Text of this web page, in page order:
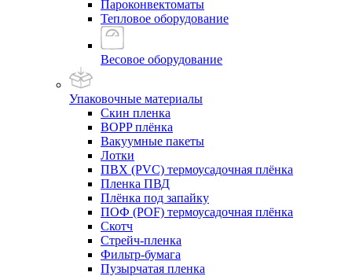
Пароконвектоматы
Тепловое оборудование
Весовое оборудование
Упаковочные материалы
Скин пленка
BOPP плёнка
Вакуумные пакеты
Лотки
ПВХ (PVC) термоусадочная плёнка
Пленка ПВД
Плёнка под запайку
ПОФ (POF) термоусадочная плёнка
Скотч
Стрейч-пленка
Фильтр-бумага
Пузырчатая пленка